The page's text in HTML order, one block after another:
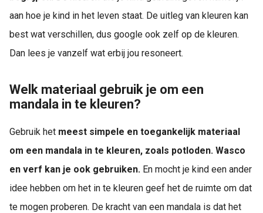
aan hoe je kind in het leven staat. De uitleg van kleuren kan
best wat verschillen, dus google ook zelf op de kleuren.
Dan lees je vanzelf wat erbij jou resoneert.
Welk materiaal gebruik je om een
mandala in te kleuren?
Gebruik het meest simpele en toegankelijk materiaal
om een mandala in te kleuren, zoals potloden. Wasco
en verf kan je ook gebruiken. En mocht je kind een ander
idee hebben om het in te kleuren geef het de ruimte om dat
te mogen proberen. De kracht van een mandala is dat het